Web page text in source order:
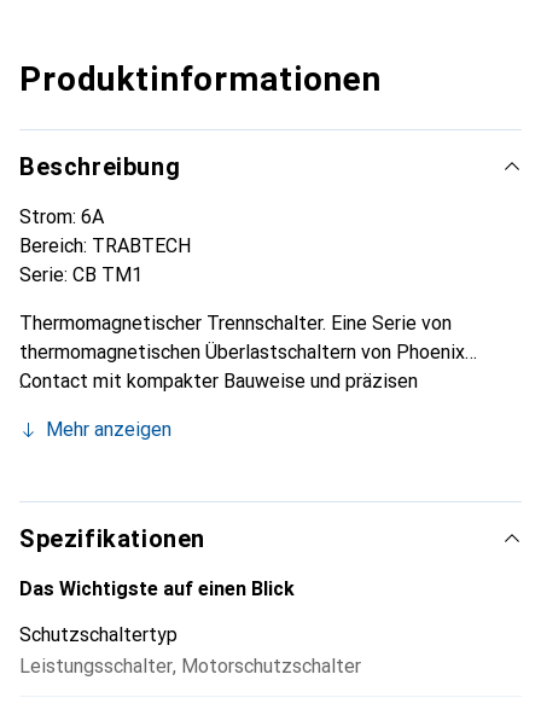
Produktinformationen
Beschreibung
Strom: 6A
Bereich: TRABTECH
Serie: CB TM1
Thermomagnetischer Trennschalter. Eine Serie von
thermomagnetischen Überlastschaltern von Phoenix
Contact mit kompakter Bauweise und präzisen
Kommunikationstechnologie sowie in der
Fuse Breaking) können die Überlastschalter in einer
Vielzahl von Anwendungen eingesetzt werden.
Mehr anzeigen
Spezifikationen
Das Wichtigste auf einen Blick
Schutzschaltertyp
Leistungsschalter, Motorschutzschalter